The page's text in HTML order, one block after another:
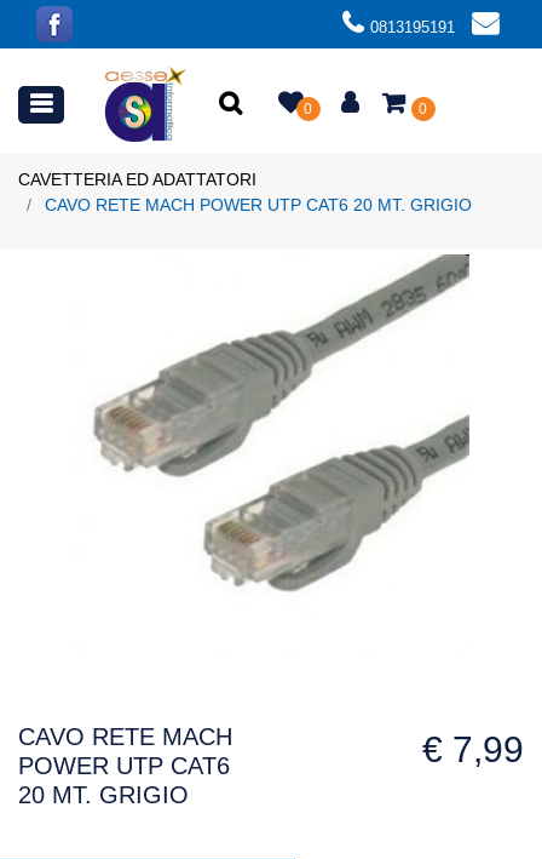
0813195191
Open menu 0 0
CAVETTERIA ED ADATTATORI
CAVO RETE MACH POWER UTP CAT6 20 MT. GRIGIO
CAVO RETE MACH
POWER UTP CAT6
20 MT. GRIGIO
€ 7,99